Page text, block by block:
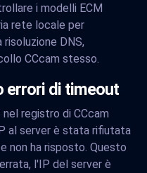
i modelli ECM
rete locale per
DNS,
CCcam stesso.
errori di timeout
registro di CCcam
al server è stata rifiutata
non ha risposto. Questo
l'IP del server è